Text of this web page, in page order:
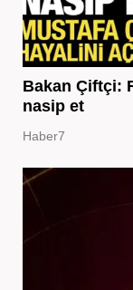
Bakan Çiftçi:
nasip et
Haber7